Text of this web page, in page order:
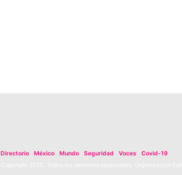
Directorio México Mundo Seguridad Voces
Covid-19